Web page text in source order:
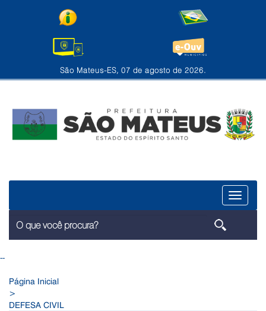
São Mateus-ES, 07 de agosto de 2026.
Menu
--
Página Inicial
>
DEFESA CIVIL